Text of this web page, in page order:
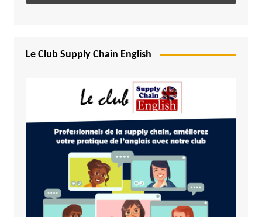
Le Club Supply Chain English